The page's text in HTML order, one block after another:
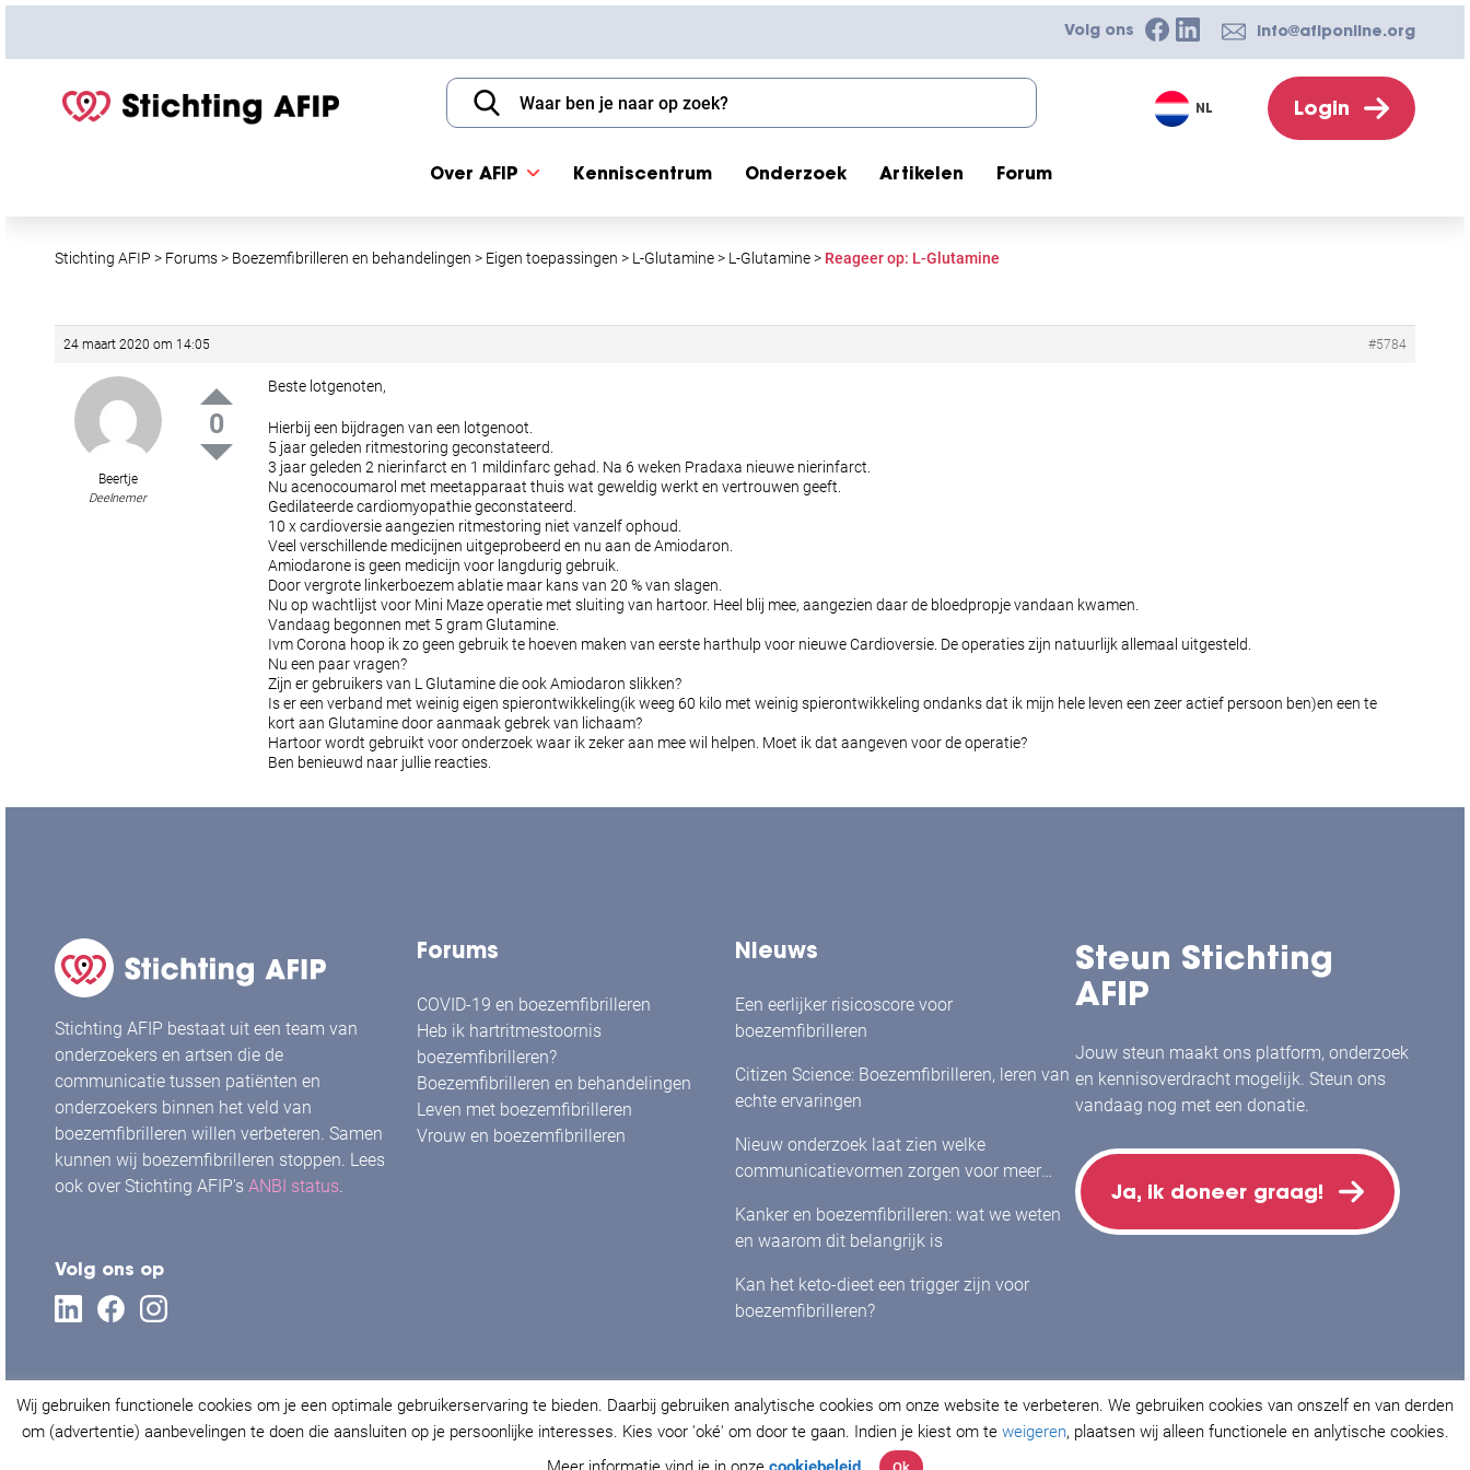
S
Volg ons info@afiponline.org
Over AFIP Kenniscentrum Onderzoek Artikelen Forum
Login
NL
Stichting AFIP > Forums> Boezemfibrilleren en behandelingen > Eigen toepassingen > L-Glutamine> L-Glutamine> Reageer op: L-Glutamine
24 maart 2020 om 14:05 #5784
Beertje
Deelnemer
0
Beste lotgenoten,
Hierbij een bijdragen van een lotgenoot.
5 jaar geleden ritmestoring geconstateerd.
3 jaar geleden 2 nierinfarct en 1 mildinfarc gehad. Na 6 weken Pradaxa nieuwe nierinfarct.
Nu acenocoumarol met meetapparaat thuis wat geweldig werkt en vertrouwen geeft.
Gedilateerde cardiomyopathie geconstateerd.
10 x cardioversie aangezien ritmestoring niet vanzelf ophoud.
Veel verschillende medicijnen uitgeprobeerd en nu aan de Amiodaron.
Amiodarone is geen medicijn voor langdurig gebruik.
Door vergrote linkerboezem ablatie maar kans van 20 % van slagen.
Nu op wachtlijst voor Mini Maze operatie met sluiting van hartoor. Heel blij mee, aangezien daar de bloedpropje vandaan kwamen.
Vandaag begonnen met 5 gram Glutamine.
Ivm Corona hoop ik zo geen gebruik te hoeven maken van eerste harthulp voor nieuwe Cardioversie. De operaties zijn natuurlijk allemaal uitgesteld.
Nu een paar vragen?
Zijn er gebruikers van L Glutamine die ook Amiodaron slikken?
Is er een verband met weinig eigen spierontwikkeling(ik weeg 60 kilo met weinig spierontwikkeling ondanks dat ik mijn hele leven een zeer actief persoon ben)en een te
kort aan Glutamine door aanmaak gebrek van lichaam?
Hartoor wordt gebruikt voor onderzoek waar ik zeker aan mee wil helpen. Moet ik dat aangeven voor de operatie?
Ben benieuwd naar jullie reacties.
Stichting AFIP bestaat uit een team van
onderzoekers en artsen die de
communicatie tussen patiënten en
onderzoekers binnen het veld van
boezemfibrilleren willen verbeteren. Samen
kunnen wij boezemfibrilleren stoppen. Lees
ook over Stichting AFIP's ANBI status.
Volg ons op
Forums
COVID-19 en boezemfibrilleren
Heb ik hartritmestoornis
boezemfibrilleren?
Boezemfibrilleren en behandelingen
Leven met boezemfibrilleren
Vrouw en boezemfibrilleren
Nieuws
Een eerlijker risicoscore voor
boezemfibrilleren
Citizen Science: Boezemfibrilleren, leren van
echte ervaringen
Nieuw onderzoek laat zien welke
communicatievormen zorgen voor meer
met boezemfibrilleren
Kanker en boezemfibrilleren: wat we weten
en waarom dit belangrijk is
Kan het keto-dieet een trigger zijn voor
boezemfibrilleren?
Steun Stichting
AFIP
Jouw steun maakt ons platform, onderzoek
en kennisoverdracht mogelijk. Steun ons
vandaag nog met een donatie.
Ja, ik doneer graag!
© Stichting AFIP 2021. Alle rechten voorbehouden. Privacy Policy&Cookieverklaring.
Wij gebruiken functionele cookies om je een optimale gebruikerservaring te bieden. Daarbij gebruiken analytische cookies om onze website te verbeteren. We gebruiken cookies van onszelf en van derden
om (advertentie) aanbevelingen te doen die aansluiten op je persoonlijke interesses. Kies voor 'oké' om door te gaan. Indien je kiest om te weigeren, plaatsen wij alleen functionele en anlytische cookies.